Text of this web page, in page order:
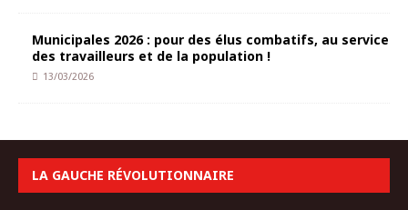
Municipales 2026 : pour des élus combatifs, au service
des travailleurs et de la population !
13/03/2026
LA GAUCHE RÉVOLUTIONNAIRE